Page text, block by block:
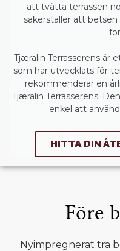
att tvätta terrassen
säkerställer att betsen
Tjæralin Terrasserens
som har utvecklats för
rekommenderar en
Tjæralin Terrasserens.
enkel att
HITTA DIN
Före
Nyimpregnerat trä